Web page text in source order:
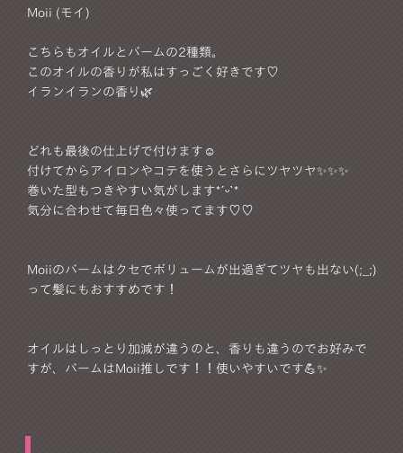
Moii (モイ)
こちらもオイルとバームの2種類。
このオイルの香りが私はすっごく好きです♡
イランイランの香り🌿
どれも最後の仕上げで付けます☺︎
付けてからアイロンやコテを使うとさらにツヤツヤ✨✨✨
巻いた型もつきやすい気がします*ˊᵕˋ*
気分に合わせて毎日色々使ってます♡♡
Moiiのバームはクセでボリュームが出過ぎてツヤも出ない(;_;)
って髪にもおすすめです！
オイルはしっとり加減が違うのと、香りも違うのでお好みで
すが、バームはMoii推しです！！使いやすいです💪✨